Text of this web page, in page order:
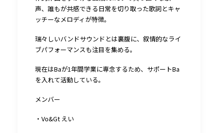
声、誰もが共感できる日常を切り取った歌詞とキャ
ッチーなメロディが特徴。
瑞々しいバンドサウンドとは裏腹に、叙情的なライ
ブパフォーマンスも注目を集める。
現在はBaが1年間学業に専念するため、サポートBa
を入れて活動している。
メンバー
・Vo&Gt えい